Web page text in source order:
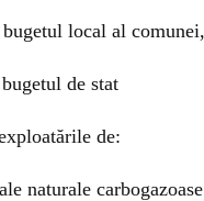
local al
de stat
de:
naturale